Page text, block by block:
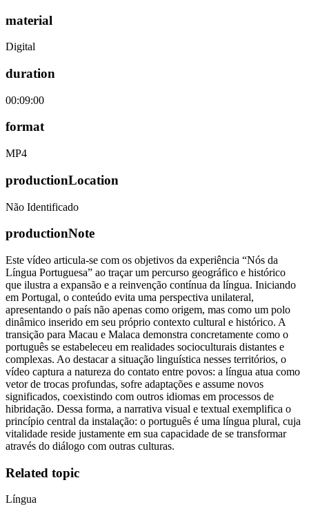
material
Digital
duration
00:09:00
format
MP4
productionLocation
Não Identificado
productionNote
Este vídeo articula-se com os objetivos da experiência “Nós da
Língua Portuguesa” ao traçar um percurso geográfico e histórico
que ilustra a expansão e a reinvenção contínua da língua. Iniciando
em Portugal, o conteúdo evita uma perspectiva unilateral,
apresentando o país não apenas como origem, mas como um polo
dinâmico inserido em seu próprio contexto cultural e histórico. A
transição para Macau e Malaca demonstra concretamente como o
português se estabeleceu em realidades socioculturais distantes e
complexas. Ao destacar a situação linguística nesses territórios, o
vídeo captura a natureza do contato entre povos: a língua atua como
vetor de trocas profundas, sofre adaptações e assume novos
significados, coexistindo com outros idiomas em processos de
hibridação. Dessa forma, a narrativa visual e textual exemplifica o
princípio central da instalação: o português é uma língua plural, cuja
vitalidade reside justamente em sua capacidade de se transformar
através do diálogo com outras culturas.
Related topic
Língua